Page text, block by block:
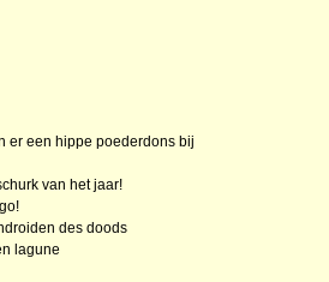
er een hippe poederdons bij
van het jaar!
des doods
lagune